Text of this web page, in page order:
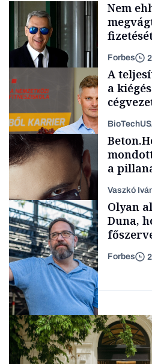
Politika
Nem
Forbes
Content Lab HUB
A
a
Forbes-sztori
a
a
Vaszkó
Társadalom
Olyan
Duna,
Forbes